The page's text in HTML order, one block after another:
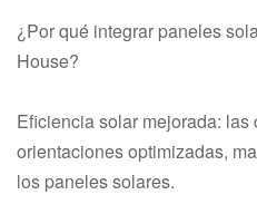
¿Por qué integrar paneles
House?
Eficiencia solar mejorada: las
orientaciones optimizadas,
los paneles solares.